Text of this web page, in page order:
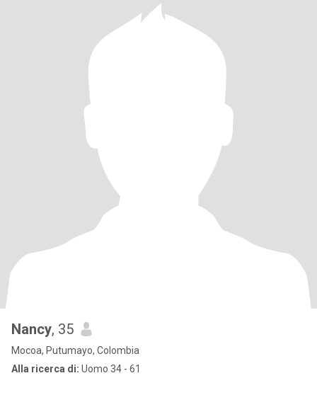
Nancy, 35
Mocoa, Putumayo, Colombia
Alla ricerca di: Uomo 34 - 61